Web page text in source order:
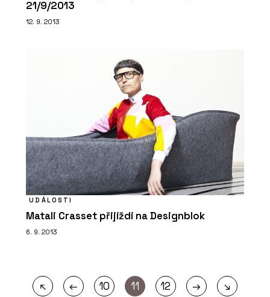
21/9/2013
12. 9. 2013
UDÁLOSTI
Matali Crasset přijíždí na Designblok
6. 9. 2013
↖ ← 10 11 12 → ↘